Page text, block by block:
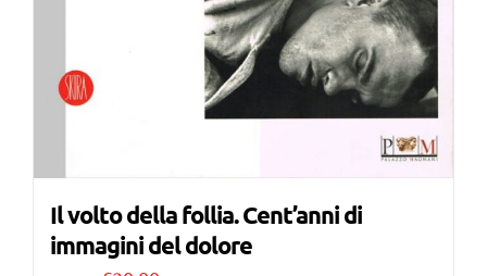
Il volto della follia. Cent’anni di
immagini del dolore